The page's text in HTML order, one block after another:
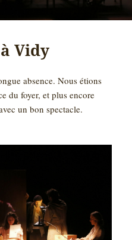
Vidy
absence. Nous étions
du foyer, et plus encore
un bon spectacle.